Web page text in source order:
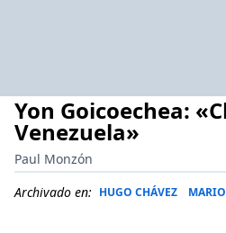
Yon Goicoechea:
Venezuela»
Paul Monzón
Archivado en: HUGO CHÁVEZ